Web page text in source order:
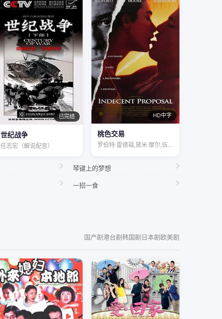
已完结
世纪战争
任志宏（解说配音）
HD中字
桃色交易
罗伯特·雷德福,黛米·摩尔,伍迪·哈里森…
琴键上的梦想
一招一食
国产剧港台剧韩国剧日本剧欧美剧